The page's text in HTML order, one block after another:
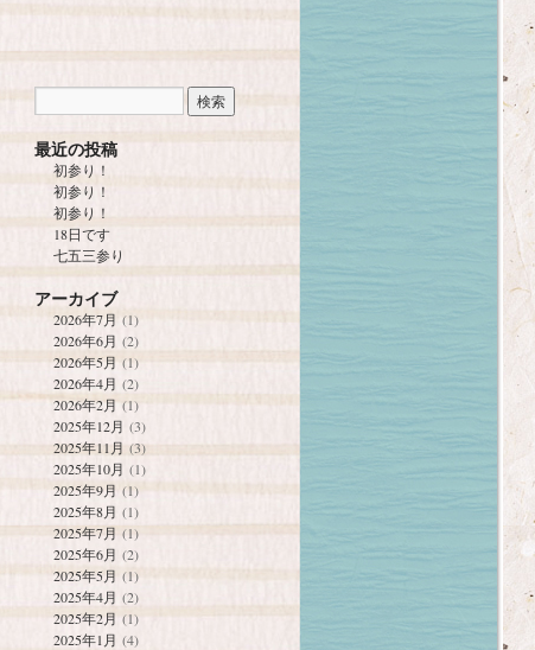
最近の投稿
初参り！
初参り！
初参り！
18日です
七五三参り
アーカイブ
2026年7月 (1)
2026年6月 (2)
2026年5月 (1)
2026年4月 (2)
2026年2月(1)
2025年12月 (3)
2025年11月 (3)
2025年10月 (1)
2025年9月 (1)
2025年8月 (1)
2025年7月 (1)
2025年6月 (2)
2025年5月 (1)
2025年4月 (2)
2025年2月 (1)
2025年1月 (4)